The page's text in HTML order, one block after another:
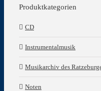
Produktkategorien
CD
Instrumentalmusik
Musikarchiv des
Noten